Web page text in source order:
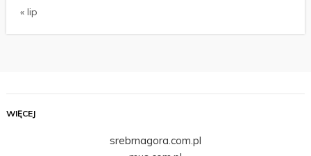
« lip
WIĘCEJ
srebrnagora.com.pl